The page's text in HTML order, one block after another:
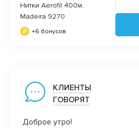
Нитки Aerofil 400м,
Madeira 9270
+6 бонусов
КЛИЕНТЫ
ГОВОРЯТ
Доброе утро!